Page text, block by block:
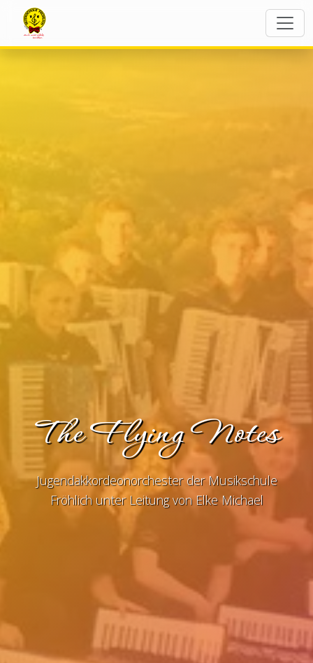
The Flying Notes
The Flying Notes
Jugendakkordeonorchester der Musikschule
Fröhlich unter Leitung von Elke Michael